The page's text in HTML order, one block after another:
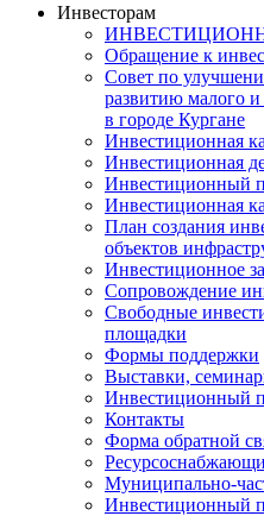
Инвесторам
Обращение к
Совет по
развитию малого и
в городе Кургане
Инвестиционная
Инвестиционная
Инвестиционный
Инвестиционная
План создания
объектов
Инвестиционное
Сопровождение
Свободные
площадки
Формы поддержки
Выставки,
Инвестиционный
Контакты
Форма обратной
Муниципально-
Инвестиционный